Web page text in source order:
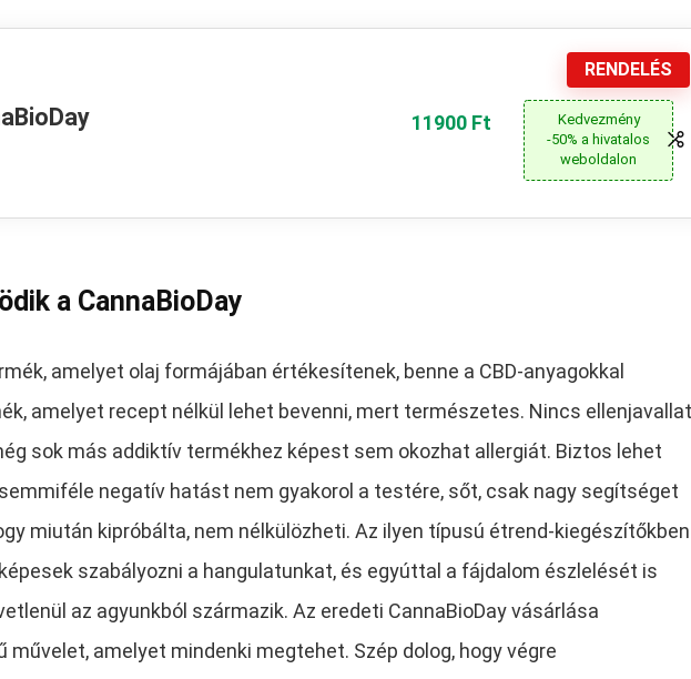
11900 Ft
RENDELÉS
Kedvezmény
-50% a hivatalos
weboldalon
a CannaBioDay
amelyet olaj formájában értékesítenek, benne a CBD-anyagokkal
amelyet recept nélkül lehet bevenni, mert természetes. Nincs
sok más addiktív termékhez képest sem okozhat allergiát. Biztos lehet
negatív hatást nem gyakorol a testére, sőt, csak nagy segítséget
miután kipróbálta, nem nélkülözheti. Az ilyen típusú étrend-kiegészítőkben
szabályozni a hangulatunkat, és egyúttal a fájdalom észlelését is
az agyunkból származik. Az eredeti CannaBioDay vásárlása
művelet, amelyet mindenki megtehet. Szép dolog, hogy végre